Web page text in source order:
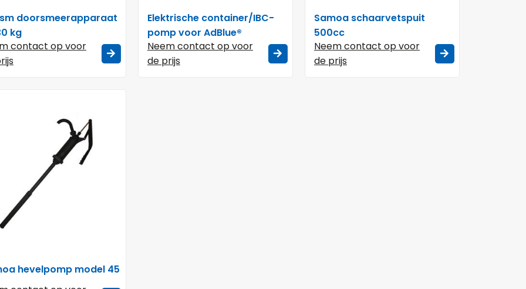
doorsmeerapparaat
kg
contact op voor
Elektrische container/IBC-
pomp voor AdBlue®
Neem contact op voor
de prijs
Samoa schaarvetspuit
500cc
Neem contact op voor
de prijs
hevelpomp model 45